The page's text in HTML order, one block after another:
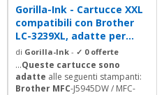
Gorilla-Ink - Cartucce XXL
compatibili con Brother
LC-3239XL, adatte per...
di Gorilla-Ink - ✓ 0 offerte
...Queste cartucce sono
adatte alle seguenti stampanti:
Brother MFC-J5945DW / MFC-